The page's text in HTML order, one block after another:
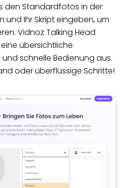
den Standardfotos in der
und Ihr Skript eingeben, um
Vidnoz Talking Head
übersichtliche
schnelle Bedienung aus.
oder überflüssige Schritte!